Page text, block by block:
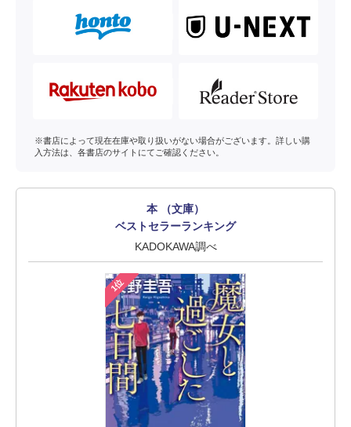
※書店によって現在在庫や取り扱いがない場合がございます。詳しい購
入方法は、各書店のサイトにてご確認ください。
本 （文庫）
ベストセラーランキング
KADOKAWA調べ
1位